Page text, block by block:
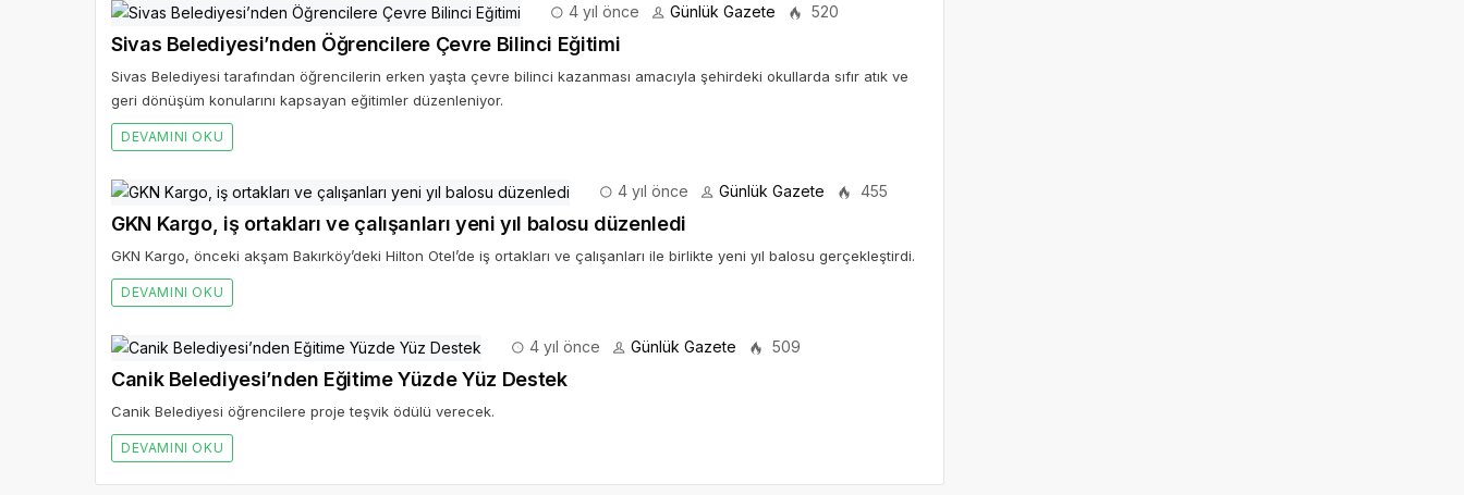
4 yıl önce Günlük Gazete 520
Sivas Belediyesi’nden Öğrencilere Çevre Bilinci Eğitimi
Sivas Belediyesi tarafından öğrencilerin erken yaşta çevre bilinci kazanması amacıyla şehirdeki okullarda sıfır atık ve
geri dönüşüm konularını kapsayan eğitimler düzenleniyor.
DEVAMINI OKU
4 yıl önce Günlük Gazete 455
GKN Kargo, iş ortakları ve çalışanları yeni yıl balosu düzenledi
GKN Kargo, önceki akşam Bakırköy’deki Hilton Otel’de iş ortakları ve çalışanları ile birlikte yeni yıl balosu gerçekleştirdi.
DEVAMINI OKU
4 yıl önce Günlük Gazete 509
Canik Belediyesi’nden Eğitime Yüzde Yüz Destek
Canik Belediyesi öğrencilere proje teşvik ödülü verecek.
DEVAMINI OKU